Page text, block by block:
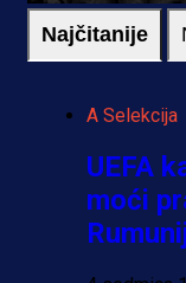
Najčitanije
A Selekcija
UEFA
moći